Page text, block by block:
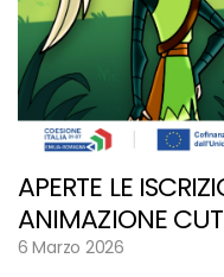
APERTE LE
ANIMAZIONE
6 Marzo 2026